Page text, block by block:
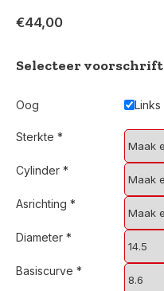
€44,00
Selecteer voorschrift
Oog Links
Sterkte *
Cylinder *
Asrichting *
Diameter *
Basiscurve *